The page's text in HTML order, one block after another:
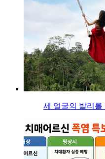
세 얼굴의 발리를